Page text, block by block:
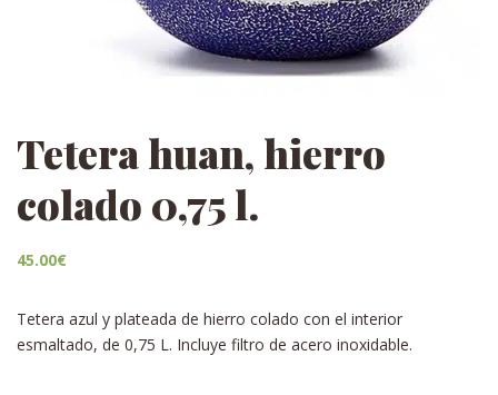
Tetera huan, hierro
colado 0,75 l.
45.00€
Tetera azul y plateada de hierro colado con el interior
esmaltado, de 0,75 L. Incluye filtro de acero inoxidable.